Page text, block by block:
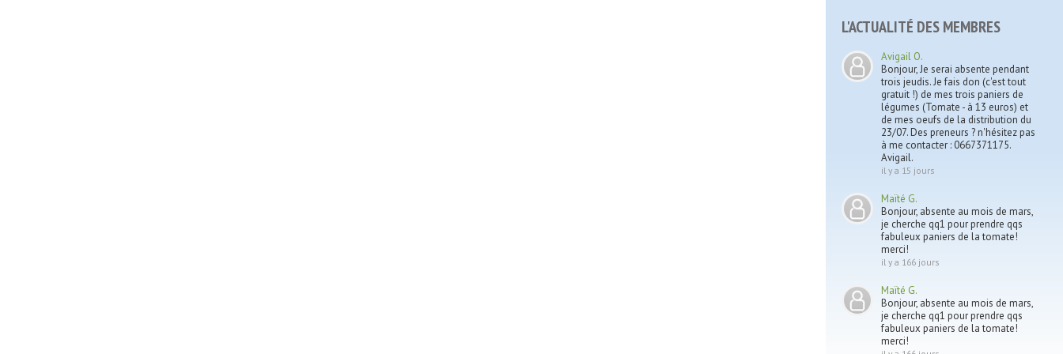
L'ACTUALITÉ DES MEMBRES
Avigail O.
Bonjour, Je serai absente pendant
trois jeudis. Je fais don (c'est tout
gratuit !) de mes trois paniers de
légumes (Tomate - à 13 euros) et
de mes oeufs de la distribution du
23/07. Des preneurs ? n'hésitez pas
à me contacter : 0667371175.
Avigail.
il y a 15 jours
Maïté G.
Bonjour, absente au mois de mars,
je cherche qq1 pour prendre qqs
fabuleux paniers de la tomate!
merci!
il y a 166 jours
Maïté G.
Bonjour, absente au mois de mars,
je cherche qq1 pour prendre qqs
fabuleux paniers de la tomate!
merci!